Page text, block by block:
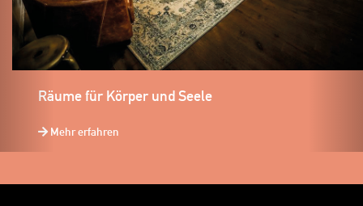
Räume für Körper und Seele
Mehr erfahren